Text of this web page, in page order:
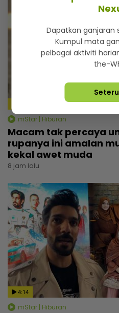
mStar | Hiburan
Macam tak percaya
rupanya ini amalan
kekal awet muda
8 jam lalu
4:14
mStar | Hiburan
Dapatkan ganjaran
Kumpul mata
pelbagai aktiviti
the-